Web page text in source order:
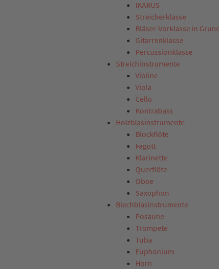
IKARUS
Streicherklasse
Bläser-Vorklasse in
Gitarrenklasse
Percussionklasse
Streichinstrumente
Violine
Viola
Cello
Kontrabass
Holzblasinstrumente
Blockflöte
Fagott
Klarinette
Querflöte
Oboe
Saxophon
Blechblasinstrumente
Posaune
Trompete
Tuba
Euphonium
Horn